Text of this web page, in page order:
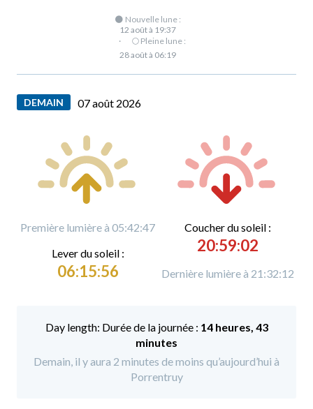
🌑 Nouvelle lune :
12 août à 19:37
·
🌕 Pleine lune :
28 août à 06:19
DEMAIN 07 août 2026
Première lumière à 05:42:47
Lever du soleil :
06:15:56
Coucher du soleil :
20:59:02
Dernière lumière à 21:32:12
Durée de la journée : 14 heures, 43
minutes
Demain, il y aura 2 minutes de moins qu’aujourd’hui à
Porrentruy